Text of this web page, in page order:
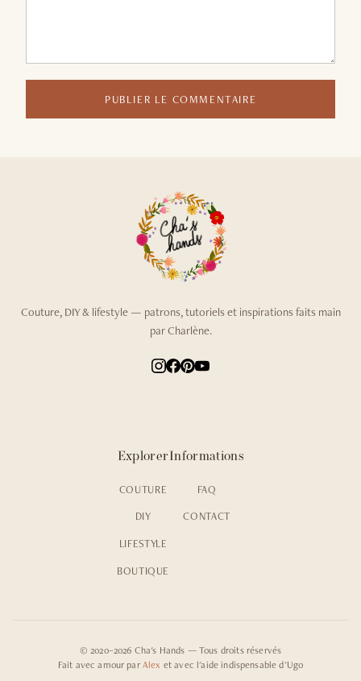
PUBLIER LE COMMENTAIRE
Couture, DIY & lifestyle — patrons, tutoriels et inspirations faits main
par Charlène.
Explorer
COUTURE
DIY
LIFESTYLE
BOUTIQUE
Informations
FAQ
CONTACT
© 2020–2026 Cha's Hands — Tous droits réservés
Fait avec amour par Alex et avec l'aide indispensable d'Ugo